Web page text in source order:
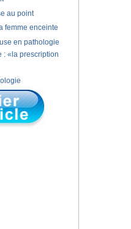
au point
femme enceinte
en pathologie
: «la prescription